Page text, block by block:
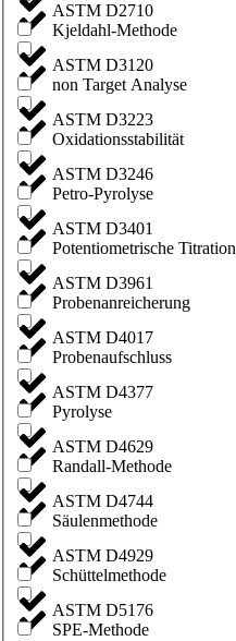
Kjeldahl-Methode
non Target Analyse
Oxidationsstabilität
Petro-Pyrolyse
Potentiometrische Titration
Probenanreicherung
Probenaufschluss
Pyrolyse
Randall-Methode
Säulenmethode
Schüttelmethode
SPE-Methode
ASTM D2710
ASTM D3120
ASTM D3223
ASTM D3246
ASTM D3401
ASTM D3961
ASTM D4017
ASTM D4377
ASTM D4629
ASTM D4744
ASTM D4929
ASTM D5176